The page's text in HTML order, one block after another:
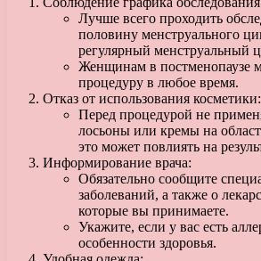
Лучше всего проходить
половину менструального
регулярный менструальный
Женщинам в постменопаузе
процедуру в любое время.
Отказ от использования косметики:
Перед процедурой не
лосьоны или кремы на
это может повлиять на
Информирование врача:
Обязательно сообщите
заболеваний, а также о
которые вы принимаете.
Укажите, если у вас есть
особенности здоровья.